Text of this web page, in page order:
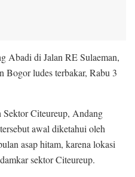
Abadi di Jalan RE Sulaeman,
Bogor ludes terbakar, Rabu 3
Sektor Citeureup, Andang
awal diketahui oleh
asap hitam, karena lokasi
sektor Citeureup.